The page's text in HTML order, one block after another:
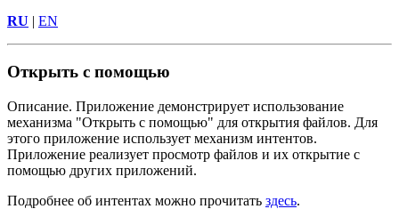
RU | EN
Открыть с помощью
Описание. Приложение демонстрирует использование
механизма "Открыть с помощью" для открытия файлов. Для
этого приложение использует механизм интентов.
Приложение реализует просмотр файлов и их открытие с
помощью других приложений.
Подробнее об интентах можно прочитать здесь.